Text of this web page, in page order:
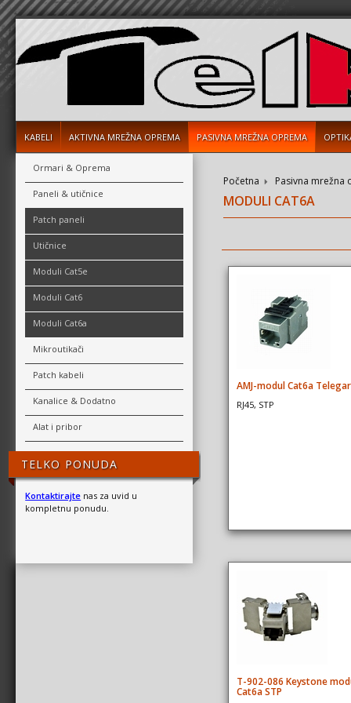
KABELI AKTIVNA MREŽNA OPREMA PASIVNA MREŽNA OPREMA
Ormari & Oprema
Paneli & utičnice
Patch paneli
Utičnice
Moduli Cat5e
Moduli Cat6
Moduli Cat6a
Mikroutikači
Patch kabeli
Kanalice & Dodatno
Alat i pribor
TELKO PONUDA
Kontaktirajte nas za uvid u
kompletnu ponudu.
Početna Pasivna mrežna
MODULI CAT6A
AMJ-modul Cat6a
RJ45, STP
T-902-086 Keystone
Cat6a STP